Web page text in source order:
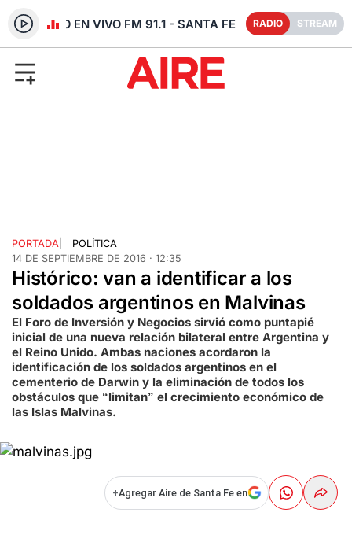
RADIO EN VIVO FM 91.1 - SANTA FE RADIO STREAM
PORTADA
POLÍTICA
14 DE SEPTIEMBRE DE 2016 · 12:35
Histórico: van a identificar a los
soldados argentinos en Malvinas
El Foro de Inversión y Negocios sirvió como puntapié
inicial de una nueva relación bilateral entre Argentina y
el Reino Unido. Ambas naciones acordaron la
identificación de los soldados argentinos en el
cementerio de Darwin y la eliminación de todos los
obstáculos que “limitan” el crecimiento económico de
las Islas Malvinas.
+Agregar Aire de Santa Fe en